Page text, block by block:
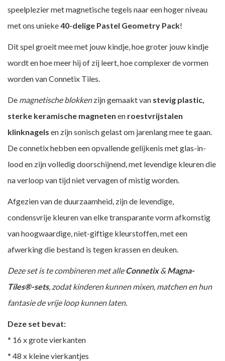
speelplezier met magnetische tegels naar een hoger niveau
met ons unieke40-delige Pastel Geometry Pack!
Dit spel groeit mee met jouw kindje, hoe groter jouw kindje
wordt en hoe meer hij of zij leert, hoe complexer de vormen
worden van Connetix Tiles.
De magnetische blokkenzijn gemaakt van stevig plastic,
sterke keramische magneten en roestvrijstalen
klinknagels en zijn sonisch gelast om jarenlang mee te gaan.
De connetix hebben een opvallende gelijkenis met glas-in-
lood en zijn volledig doorschijnend, met levendige kleuren die
na verloop van tijd niet vervagen of mistig worden.
Afgezien van de duurzaamheid, zijn de levendige,
condensvrije kleuren van elke transparante vorm afkomstig
van hoogwaardige, niet-giftige kleurstoffen, met een
afwerking die bestand is tegen krassen en deuken.
Deze set is te combineren met alleConnetix&Magna-
Tiles®-sets, zodat kinderen kunnen mixen, matchen en hun
fantasie de vrije loop kunnen laten.
Deze set bevat:
* 16 x grote vierkanten
* 48 x kleine vierkantjes